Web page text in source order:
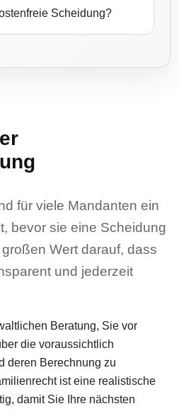
Scheidung?
für viele Mandanten ein
bevor sie eine Scheidung
Wert darauf, dass
und jederzeit
Beratung, Sie vor
die voraussichtlich
deren Berechnung zu
ist eine realistische
damit Sie Ihre nächsten